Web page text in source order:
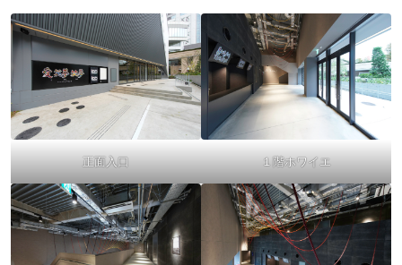
正面入口 １階ホワイエ